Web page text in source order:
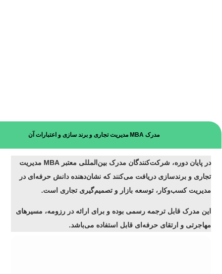
مدرک MBA مدیریت تجاری و برند سازی و اعتبارات آن
در پایان دوره، شرکت‌کنندگان
مدرک بین‌المللی معتبر MBA مدیریت
تجاری و برندسازی دریافت می‌کنند که نشان‌دهنده دانش حرفه‌ای در
مدیریت کسب‌وکار، توسعه بازار و تصمیم‌گیری تجاری است.
این مدرک قابل ترجمه رسمی بوده و برای ارائه در رزومه، مسیرهای
مهاجرتی و ارتقای حرفه‌ای قابل استفاده می‌باشد.